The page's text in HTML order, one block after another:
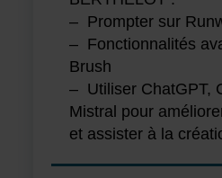
– Prompter sur
– Fonctionnalités
Brush
– Utiliser ChatGPT,
Mistral pour
et assister à la